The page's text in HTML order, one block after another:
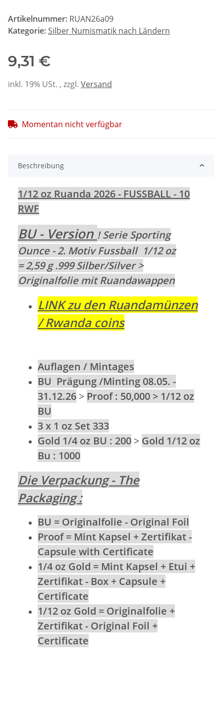
Artikelnummer: RUAN26a09
Kategorie: Silber Numismatik nach Ländern
9,31 €
inkl. 19% USt. , zzgl. Versand
Momentan nicht verfügbar
Beschreibung
1/12 oz Ruanda 2026 - FUSSBALL - 10
RWF
BU - Version ! Serie Sporting
Ounce - 2. Motiv Fussball 1/12 oz
= 2,59 g .999 Silber/Silver >
Originalfolie mit Ruandawappen
LINK zu den Ruandamünzen
/ Rwanda coins
Auflagen / Mintages
BU Prägung /Minting 08.05. -
31.12.26 > Proof : 50,000 > 1/12 oz
BU
3 x 1 oz Set 333
Gold 1/4 oz BU : 200 > Gold 1/12 oz
Bu : 1000
Die Verpackung - The
Packaging :
BU = Originalfolie - Original Foil
Proof = Mint Kapsel + Zertifikat -
Capsule with Certificate
1/4 oz Gold = Mint Kapsel + Etui +
Zertifikat - Box + Capsule +
Certificate
1/12 oz Gold = Originalfolie +
Zertifikat - Original Foil +
Certificate